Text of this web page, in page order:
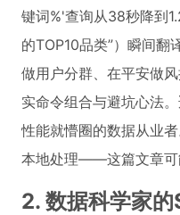
键词%'查询从38秒降到
的TOP10品类”）瞬间
做用户分群、在平安做
实命令组合与避坑心法
性能就懵圈的数据从业
本地处理——这篇文章可
2. 数据科学家的